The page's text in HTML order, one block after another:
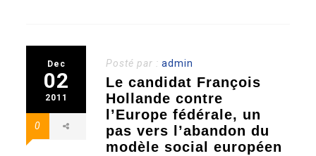
Dec
02
2011
0
Posté par :admin
Le candidat François
Hollande contre
l’Europe fédérale, un
pas vers l’abandon du
modèle social européen